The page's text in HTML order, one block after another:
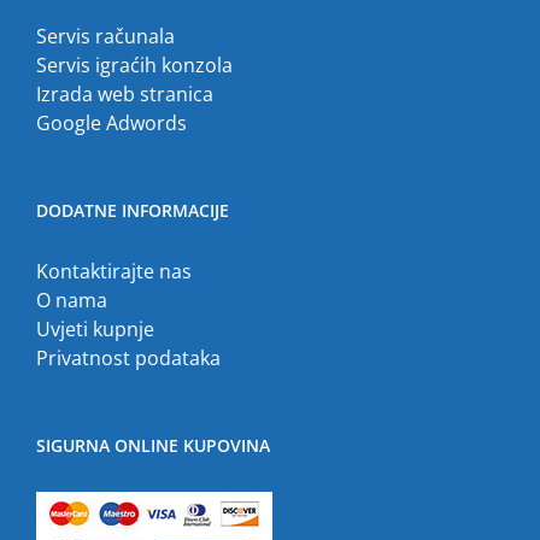
Servis računala
Servis igraćih konzola
Izrada web stranica
Google Adwords
DODATNE INFORMACIJE
Kontaktirajte nas
O nama
Uvjeti kupnje
Privatnost podataka
SIGURNA ONLINE KUPOVINA